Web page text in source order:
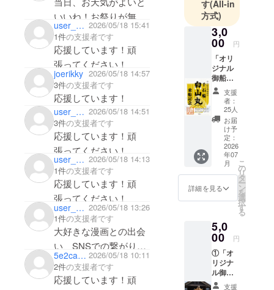
られませんでした。ど
うぞおまつりが続きま
すように。帆が上がる
姿、いつか見に行きま
す。
いいね！お祭りが無事
開催されますように☀️
user_82e4c7d5cef4 2026/05/18 15:41
1件の支援者です
応援しています！頑
張ってください！
joerikky 2026/05/18 14:57
3件の支援者です
応援しています！
user_12a8dbb60004 2026/05/18 14:51
3件の支援者です
応援しています！頑
張ってください！
user_05ab012040a4 2026/05/18 14:13
1件の支援者です
応援しています！頑
張ってください！
user_43546bd2aca4 2026/05/18 13:26
1件の支援者です
大好きな漫画との出会
い、SNSでの繋がりか
らこのお話を知りまし
た。
5e2caa61d0a4 2026/05/18 10:11
2件の支援者です
応援しています！頑
がもたらし
た歴史と文
化を現在に
繋いでいま
歴史ファ
ンからお子
様まで、佐
渡の海の歴
史を体感で
きる機会を
つくってい
ます。
す(All-in
方式)
3,0
00 円
「オリ
ジナル
御船
印」
A6サイ
ズ 105
㎜×148
㎜ （デ
ザイン
は変わ
る場合
があり
ま
す。）
支援
者：
25人
お届
け予
定：
2026
年07
月
詳細を見る
こ
の
リ
タ
ー
ン
を
選
択
す
る
5,0
00 円
①「オ
リジナ
ル御船
印」
支援